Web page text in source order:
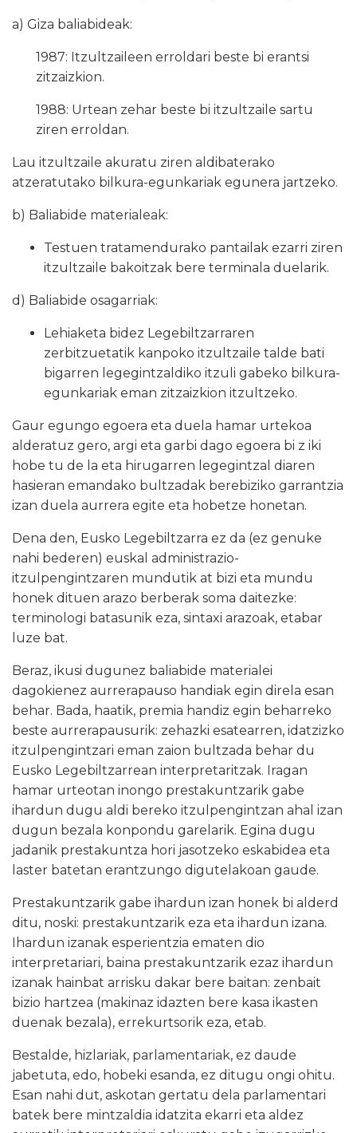
a) Giza baliabideak:
1987: Itzultzaileen erroldari beste bi erantsi
zitzaizkion.
1988: Urtean zehar beste bi itzultzaile sartu
ziren erroldan.
Lau itzultzaile akuratu ziren aldibaterako
atzeratutako bilkura-egunkariak egunera jartzeko.
b) Baliabide materialeak:
Testuen tratamendurako pantailak ezarri ziren
itzultzaile bakoitzak bere terminala duelarik.
d) Baliabide osagarriak:
Lehiaketa bidez Legebiltzarraren
zerbitzuetatik kanpoko itzultzaile talde bati
bigarren legegintzaldiko itzuli gabeko bilkura-
egunkariak eman zitzaizkion itzultzeko.
Gaur egungo egoera eta duela hamar urtekoa
alderatuz gero, argi eta garbi dago egoera bi z iki
hobe tu de la eta hirugarren legegintzal diaren
hasieran emandako bultzadak berebiziko garrantzia
izan duela aurrera egite eta hobetze honetan.
Dena den, Eusko Legebiltzarra ez da (ez genuke
nahi bederen) euskal administrazio-
itzulpengintzaren mundutik at bizi eta mundu
honek dituen arazo berberak soma daitezke:
terminologi batasunik eza, sintaxi arazoak, etabar
luze bat.
Beraz, ikusi dugunez baliabide materialei
dagokienez aurrerapauso handiak egin direla esan
behar. Bada, haatik, premia handiz egin beharreko
beste aurrerapausurik: zehazki esatearren, idatzizko
itzulpengintzari eman zaion bultzada behar du
Eusko Legebiltzarrean interpretaritzak. Iragan
hamar urteotan inongo prestakuntzarik gabe
ihardun dugu aldi bereko itzulpengintzan ahal izan
dugun bezala konpondu garelarik. Egina dugu
jadanik prestakuntza hori jasotzeko eskabidea eta
laster batetan erantzungo digutelakoan gaude.
Prestakuntzarik gabe ihardun izan honek bi alderd
ditu, noski: prestakuntzarik eza eta ihardun izana.
Ihardun izanak esperientzia ematen dio
interpretariari, baina prestakuntzarik ezaz ihardun
izanak hainbat arrisku dakar bere baitan: zenbait
bizio hartzea (makinaz idazten bere kasa ikasten
duenak bezala), errekurtsorik eza, etab.
Bestalde, hizlariak, parlamentariak, ez daude
jabetuta, edo, hobeki esanda, ez ditugu ongi ohitu.
Esan nahi dut, askotan gertatu dela parlamentari
batek bere mintzaldia idatzita ekarri eta aldez